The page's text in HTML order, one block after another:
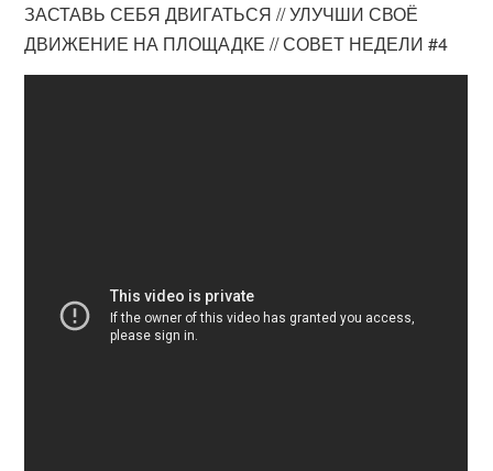
ЗАСТАВЬ СЕБЯ ДВИГАТЬСЯ // УЛУЧШИ СВОЁ
ДВИЖЕНИЕ НА ПЛОЩАДКЕ // СОВЕТ НЕДЕЛИ #4